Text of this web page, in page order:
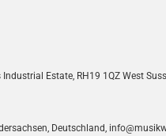
Estate, RH19 1QZ West
Deutschland,